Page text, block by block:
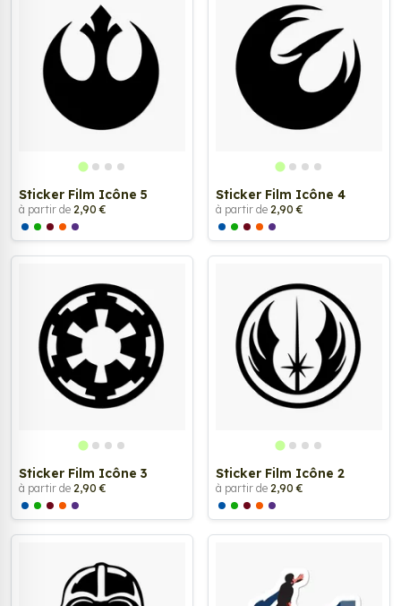
Sticker Film Icône 5
à partir de 2,90 €
Sticker Film Icône 4
à partir de 2,90 €
Sticker Film Icône 3
à partir de 2,90 €
Sticker Film Icône 2
à partir de 2,90 €